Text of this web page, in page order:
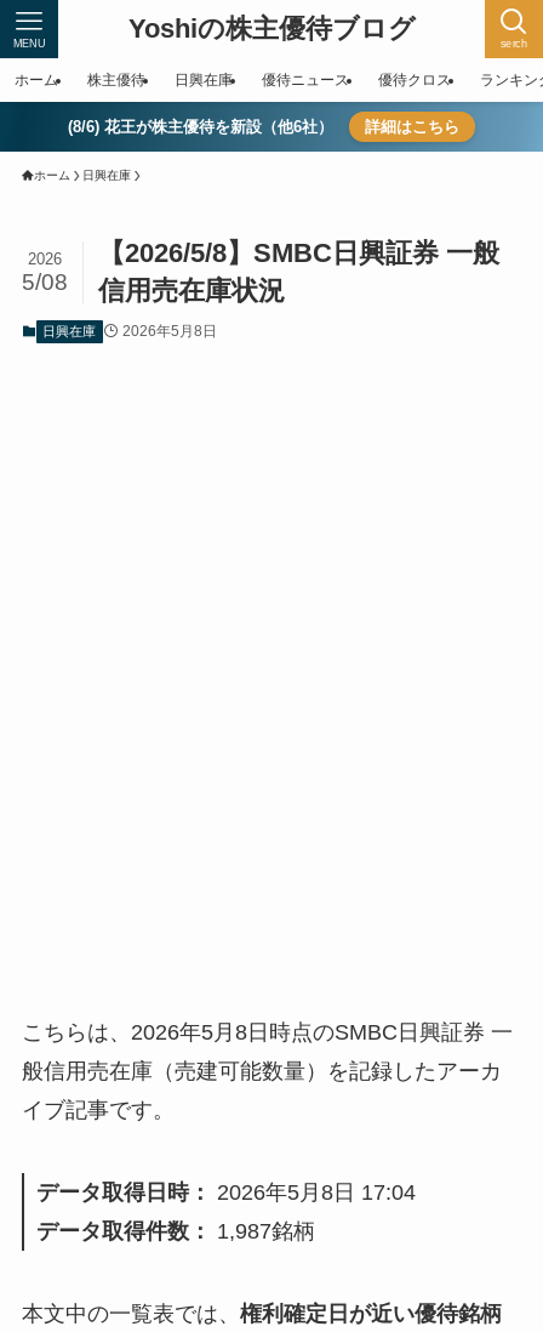
Yoshiの株主優待ブログ serch
MENU
ホーム 株主優待 日興在庫 優待ニュース 優待クロス ランキン
(8/6) 花王が株主優待を新設（他6社） 詳細はこちら
ホーム 日興在庫
【2026/5/8】SMBC日興証券 一般
信用売在庫状況
2026
5/08
日興在庫 2026年5月8日
こちらは、2026年5月8日時点のSMBC日興証券 一
般信用売在庫（売建可能数量）を記録したアーカ
イブ記事です。
データ取得日時：
2026年5月8日 17:04
データ取得件数： 1,987銘柄
本文中の一覧表では、 権利確定日が近い優待銘柄